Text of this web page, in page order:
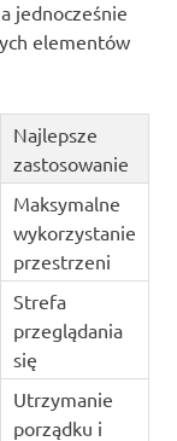
jednocześnie
elementów
Najlepsze
zastosowanie
Maksymalne
wykorzystanie
przestrzeni
Strefa
przeglądania
się
Utrzymanie
porządku i